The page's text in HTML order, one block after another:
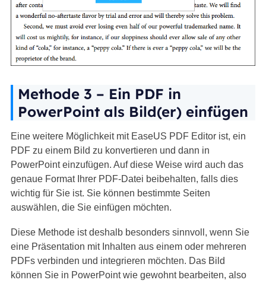
Methode 3 – Ein PDF in
PowerPoint als Bild(er) einfügen
Eine weitere Möglichkeit mit EaseUS PDF Editor ist, ein
PDF zu einem Bild zu konvertieren und dann in
PowerPoint einzufügen. Auf diese Weise wird auch das
genaue Format Ihrer PDF-Datei beibehalten, falls dies
wichtig für Sie ist. Sie können bestimmte Seiten
auswählen, die Sie einfügen möchten.
Diese Methode ist deshalb besonders sinnvoll, wenn Sie
eine Präsentation mit Inhalten aus einem oder mehreren
PDFs verbinden und integrieren möchten. Das Bild
können Sie in PowerPoint wie gewohnt bearbeiten, also